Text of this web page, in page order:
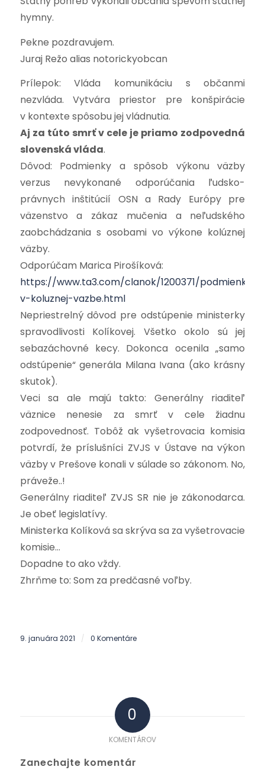
hymny.
Pekne pozdravujem.
Juraj Režo alias notorickyobcan
Prílepok: Vláda komunikáciu s občanmi
nezvláda. Vytvára priestor pre konšpirácie
v kontexte spôsobu jej vládnutia.
Aj za túto smrť v cele je priamo zodpovedná
slovenská vláda.
Dôvod: Podmienky a spôsob výkonu väzby
verzus nevykonané odporúčania ľudsko-
právnych inštitúcií OSN a Rady Európy pre
väzenstvo a zákaz mučenia a neľudského
zaobchádzania s osobami vo výkone kolúznej
väzby.
Odporúčam Marica Pirošíková:
https://www.ta3.com/clanok/1200371/podmienky-
v-koluznej-vazbe.html
Nepriestrelný dôvod pre odstúpenie ministerky
spravodlivosti Kolíkovej. Všetko okolo sú jej
sebazáchovné kecy. Dokonca ocenila „samo
odstúpenie“ generála Milana Ivana (ako krásny
skutok).
Veci sa ale majú takto: Generálny riaditeľ
väznice nenesie za smrť v cele žiadnu
zodpovednosť. Tobôž ak vyšetrovacia komisia
potvrdí, že príslušníci ZVJS v Ústave na výkon
väzby v Prešove konali v súlade so zákonom. No,
práveže..!
Generálny riaditeľ ZVJS SR nie je zákonodarca.
Je obeť legislatívy.
Ministerka Kolíková sa skrýva sa za vyšetrovacie
komisie…
Dopadne to ako vždy.
Zhrňme to: Som za predčasné voľby.
9. januára 2021 / 0 Komentáre
0
KOMENTÁROV
Zanechajte komentár